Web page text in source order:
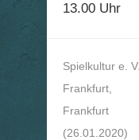
13.00 Uhr
Spielkultur e. V.
Frankfurt,
Frankfurt
(26.01.2020)